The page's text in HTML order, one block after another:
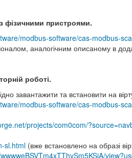
фізичними пристроями.
modbus-software/cas-modbus-
аналогічним описаному в
роботі.
завантажити та встановити на
modbus-software/cas-modbus-
projects/com0com/
sl.html (вже встановлено на образі